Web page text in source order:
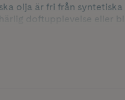
olja är fri från
doftupplevelse eller
droppe i yoghurt eller
det med en till tre